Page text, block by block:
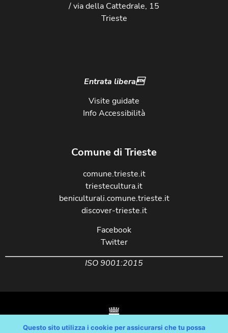
/ via della Cattedrale, 15
Trieste
Entrata libera
Visite guidate
Info Accessibilità
Comune di Trieste
comune.trieste.it
triestecultura.it
beniculturali.comune.trieste.it
discover-trieste.it
Facebook
Twitter
ISO 9001:2015
Questo sito utilizza i cookie per assicurarsi che tu possa